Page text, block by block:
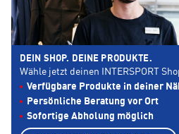
DEIN SHOP. DEINE PRODUKTE.
Wähle jetzt deinen INTERSPORT
Verfügbare Produkte in deiner
Persönliche Beratung vor Ort
Sofortige Abholung möglich